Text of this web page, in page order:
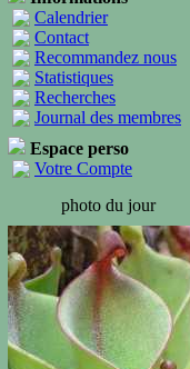
Calendrier
Contact
Recommandez nous
Statistiques
Recherches
Journal des membres
Espace perso
Votre Compte
photo du jour